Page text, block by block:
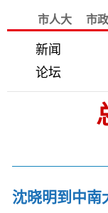
市人大 市
新闻
论坛
沈晓明到中南